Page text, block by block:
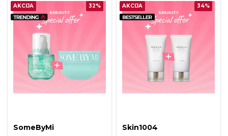
AKCIJA 32%
SomeByMi
AKCIJA 34%
Skin1004